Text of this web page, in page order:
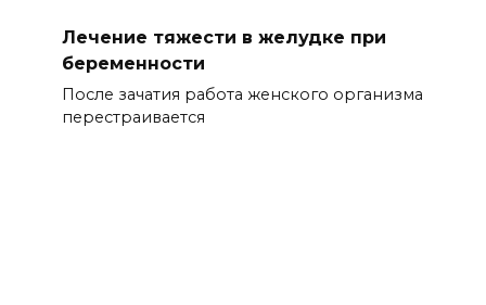
Лечение тяжести в желудке при
беременности
После зачатия работа женского организма
перестраивается